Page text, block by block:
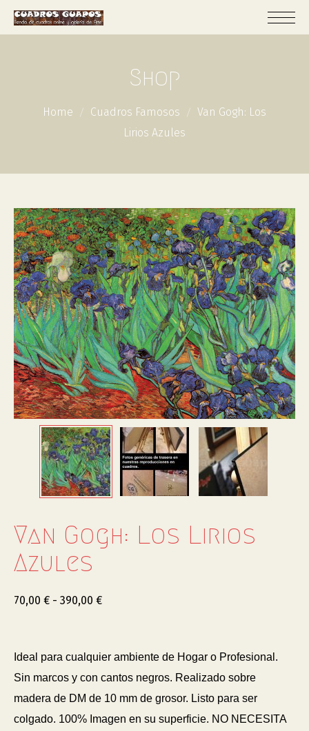
Shop
Home Cuadros Famosos
Van Gogh: Los
Lirios Azules
Van Gogh: Los Lirios
Azules
70,00 € - 390,00 €
Ideal para cualquier ambiente de Hogar o Profesional.
Sin marcos y con cantos negros. Realizado sobre
madera de DM de 10 mm de grosor. Listo para ser
colgado. 100% Imagen en su superficie. NO NECESITA